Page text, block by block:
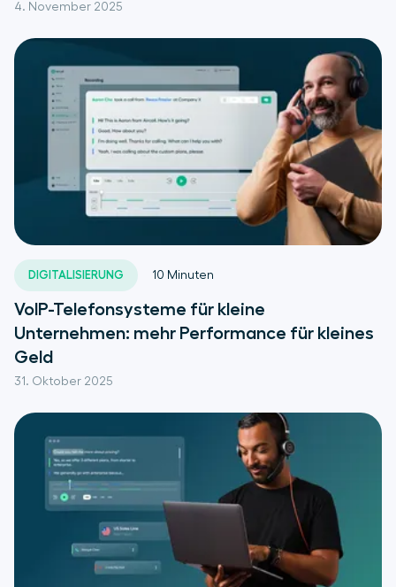
4. November 2025
DIGITALISIERUNG
31. Oktober 2025
10 Minuten
VoIP-Telefonsysteme für kleine
Unternehmen: mehr Performance für kleines
Geld